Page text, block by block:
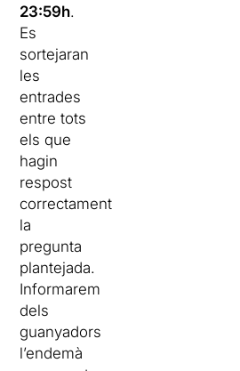
23:59h.
Es
sortejaran
les
entrades
entre tots
els que
hagin
respost
correctament
la
pregunta
plantejada.
Informarem
dels
guanyadors
l’endemà